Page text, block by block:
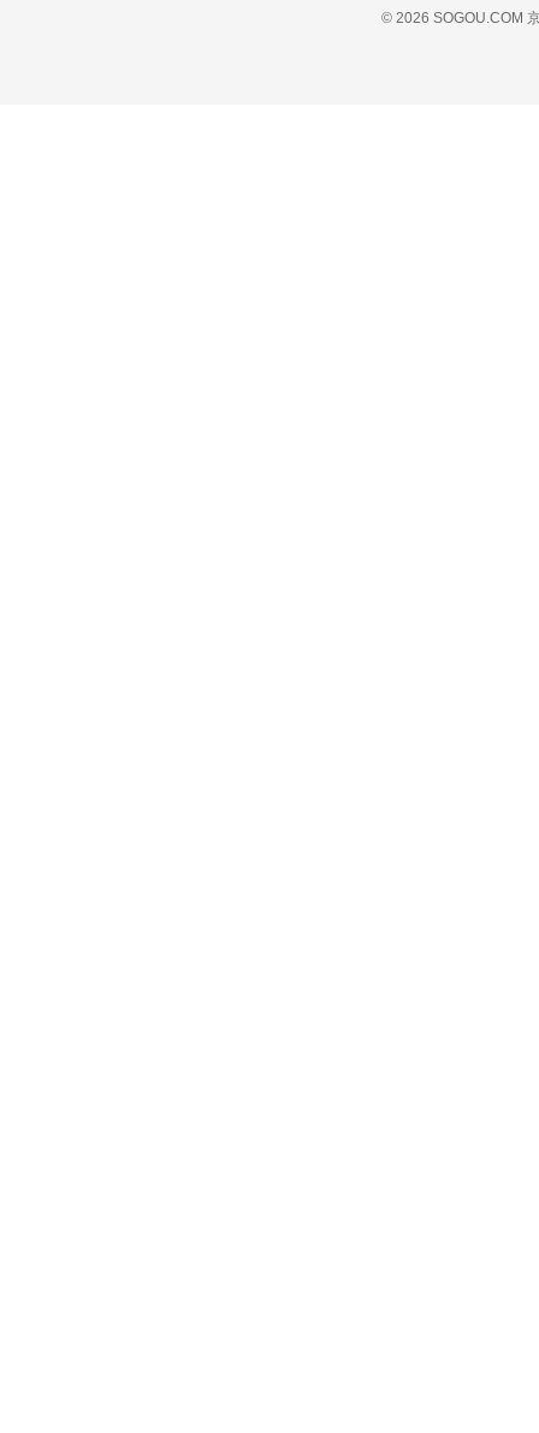
© 2026 SOGOU.COM